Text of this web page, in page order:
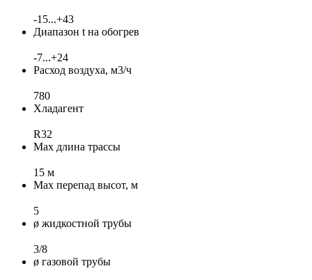
-15...+43
Диапазон t на обогрев
-7...+24
Расход воздуха, м3/ч
780
Хладагент
R32
Max длина трассы
15 м
Max перепад высот, м
5
ø жидкостной трубы
3/8
ø газовой трубы